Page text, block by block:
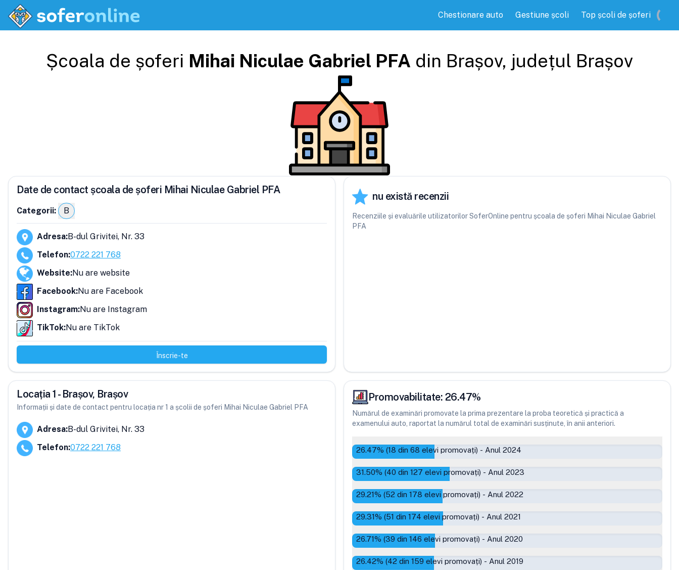
Chestionare auto Gestiune școli Top școli de șoferi
Școala de șoferi Mihai Niculae Gabriel PFA din Brașov, județul Brașov
Date de contact școala de șoferi Mihai Niculae Gabriel PFA
Categorii: B
Adresa:B-dul Grivitei, Nr. 33
Telefon:0722 221 768
Website:Nu are website
Facebook:Nu are Facebook
Instagram:Nu are Instagram
TikTok:Nu are TikTok
Înscrie-te
nu există recenzii
Recenziile și evaluările utilizatorilor SoferOnline pentru școala de șoferi Mihai Niculae Gabriel
PFA
Locația 1 - Brașov, Brașov
Informații și date de contact pentru locația nr 1 a școlii de șoferi Mihai Niculae Gabriel PFA
Adresa:B-dul Grivitei, Nr. 33
Telefon:0722 221 768
Promovabilitate: 26.47%
Numărul de examinări promovate la prima prezentare la proba teoretică și practică a
examenului auto, raportat la numărul total de examinări susținute, în anii anteriori.
26.47% (18 din 68 elevi promovați) - Anul 2024
31.50% (40 din 127 elevi promovați) - Anul 2023
29.21% (52 din 178 elevi promovați) - Anul 2022
29.31% (51 din 174 elevi promovați) - Anul 2021
26.71% (39 din 146 elevi promovați) - Anul 2020
26.42% (42 din 159 elevi promovați) - Anul 2019